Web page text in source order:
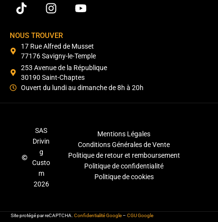
NOUS TROUVER
17 Rue Alfred de Musset
77176 Savigny-le-Temple
253 Avenue de la République
30190 Saint-Chaptes
Ouvert du lundi au dimanche de 8h à 20h
SAS
Drivin
g
Custo
m
2026
Mentions Légales
Conditions Générales de Vente
Politique de retour et remboursement
Politique de confidentialité
Politique de cookies
Site protégé par reCAPTCHA.Confidentialité Google –CGU Google